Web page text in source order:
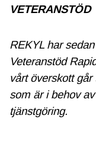
VETERANSTÖD
REKYL har
Veteranstöd
vårt överskott
som är i behov
tjänstgöring.